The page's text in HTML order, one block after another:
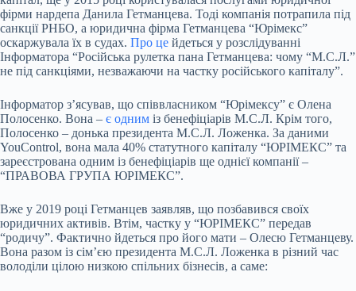
фірми нардепа Данила Гетманцева. Тоді компанія потрапила під
санкції РНБО, а юридична фірма Гетманцева “Юрімекс”
оскаржувала їх в судах. Про це йдеться у розслідуванні
Інформатора “Російська рулетка пана Гетманцева: чому “М.С.Л.”
не під санкціями, незважаючи на частку російського капіталу”.
Інформатор з’ясував, що співвласником “Юрімексу” є Олена
Полосенко. Вона – є одним із бенефіціарів М.С.Л. Крім того,
Полосенко – донька президента М.С.Л. Ложенка. За даними
YouControl, вона мала 40% статутного капіталу “ЮРІМЕКС” та
зареєстрована одним із бенефіціарів ще однієї компанії –
“ПРАВОВА ГРУПА ЮРІМЕКС”.
Вже у 2019 році Гетманцев заявляв, що позбавився своїх
юридичних активів. Втім, частку у “ЮРІМЕКС” передав
“родичу”. Фактично йдеться про його мати – Олесю Гетманцеву.
Вона разом із сім’єю президента М.С.Л. Ложенка в різний час
володіли цілою низкою спільних бізнесів, а саме: